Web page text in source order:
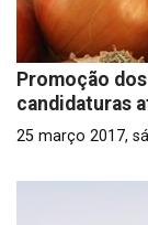
Promoção
candidaturas
25 março 2017,